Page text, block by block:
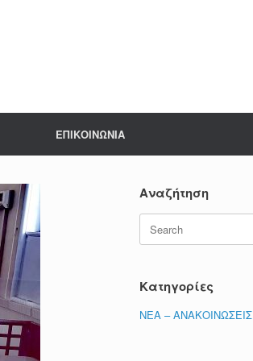
ΕΠΙΚΟΙΝΩΝΙΑ
Αναζήτηση
Search
for:
Κατηγορίες
ΝΕΑ – ΑΝΑΚΟΙΝΩΣΕΙΣ